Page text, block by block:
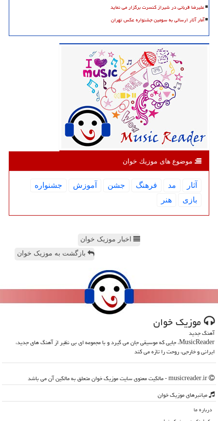
علیرضا قربانی در شیراز کنسرت برگزار می نماید
آمار آثار ارسالی به سومین جشنواره عکس تهران
موضوع های موزیك خوان
آثار مد فرهنگ جشن آموزش
جشنواره
بازی
هنر
اخبار موزیک خوان
بازگشت به موزیک خوان
موزیك خوان
آهنگ جدید
MusicReader، جایی که موسیقی جان می گیرد و با مجموعه ای بی نظیر از آهنگ های جدید،
ایرانی و خارجی، روحت را تازه می کند
میانبرهای موزیك خوان
درباره ما